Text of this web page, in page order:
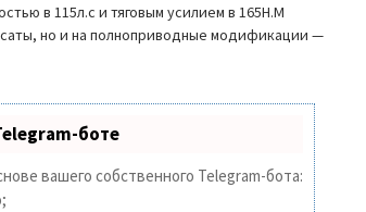
в 115л.с и тяговым усилием в 165Н.М
но и на полноприводные модификации —
боте
вашего собственного Telegram-бота: